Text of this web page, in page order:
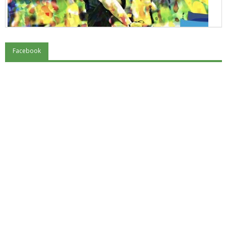
"Superare gli ostacoli": la relazione di Tiziano Pesce al CN Uisp
Facebook